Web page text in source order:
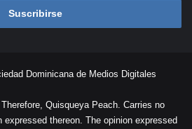
Suscribirse
Dominicana de Medios Digitales
Quisqueya Peach. Carries no
thereon. The opinion expressed